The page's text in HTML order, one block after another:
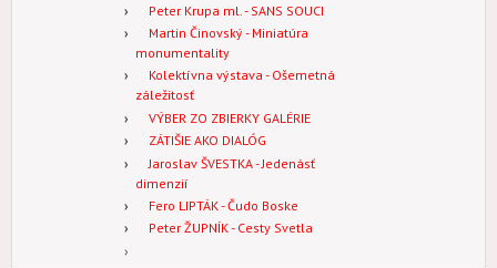
Peter Krupa ml. - SANS SOUCI
Martin Činovský - Miniatúra
monumentality
Kolektívna výstava - Ošemetná
záležitosť
VÝBER ZO ZBIERKY GALÉRIE
ZÁTIŠIE AKO DIALÓG
Jaroslav ŠVESTKA - Jedenásť
dimenzií
Fero LIPTÁK - Čudo Boske
Peter ŽUPNÍK - Cesty Svetla